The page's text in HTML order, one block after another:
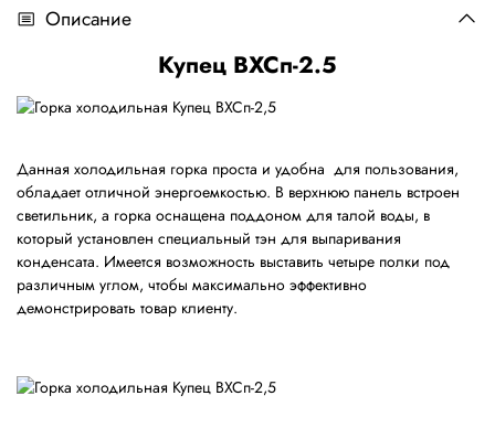
Описание
Купец ВХСп-2.5
Данная холодильная горка проста и удобна для пользования,
обладает отличной энергоемкостью. В верхнюю панель встроен
светильник, а горка оснащена поддоном для талой воды, в
который установлен специальный тэн для выпаривания
конденсата. Имеется возможность выставить четыре полки под
различным углом, чтобы максимально эффективно
демонстрировать товар клиенту.